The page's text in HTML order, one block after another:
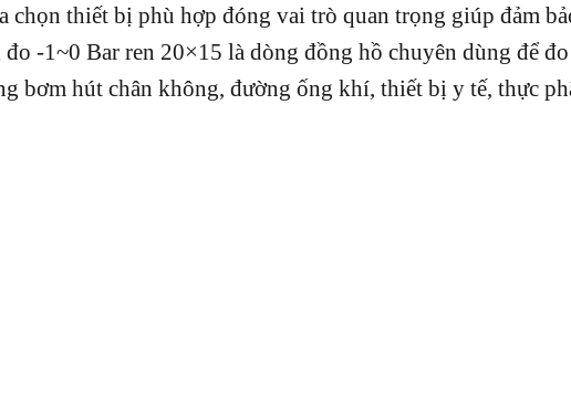
chọn thiết bị phù hợp đóng vai trò quan trọng giúp đảm
-1~0 Bar ren 20×15 là dòng đồng hồ chuyên dùng để
bơm hút chân không, đường ống khí, thiết bị y tế, thực